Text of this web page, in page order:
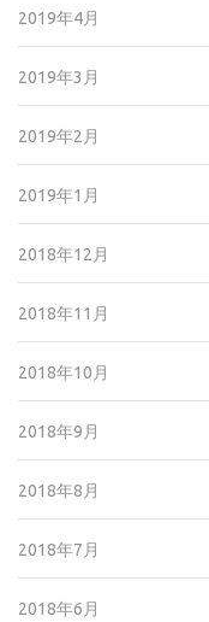
2019年4月
2019年3月
2019年2月
2019年1月
2018年12月
2018年11月
2018年10月
2018年9月
2018年8月
2018年7月
2018年6月